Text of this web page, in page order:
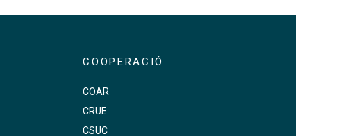
COOPERACIÓ
COAR
CRUE
CSUC